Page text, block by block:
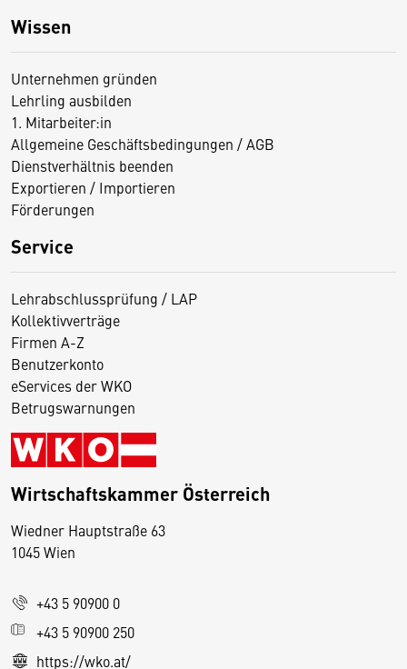
Wissen
Unternehmen gründen
Lehrling ausbilden
1. Mitarbeiter:in
Allgemeine Geschäftsbedingungen / AGB
Dienstverhältnis beenden
Exportieren / Importieren
Förderungen
Service
Lehrabschlussprüfung / LAP
Kollektivverträge
Firmen A-Z
Benutzerkonto
eServices der WKO
Betrugswarnungen
Wirtschaftskammer Österreich
Wiedner Hauptstraße 63
1045 Wien
+43 5 90900 0
+43 5 90900 250
https://wko.at/
D
s
e
S